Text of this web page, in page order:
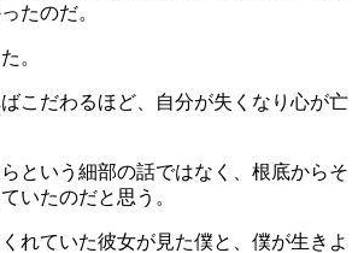
たのだ。
。
こだわるほど、自分が失くなり心が亡
という細部の話ではなく、根底からそ
いたのだと思う。
れていた彼女が見た僕と、僕が生きよ